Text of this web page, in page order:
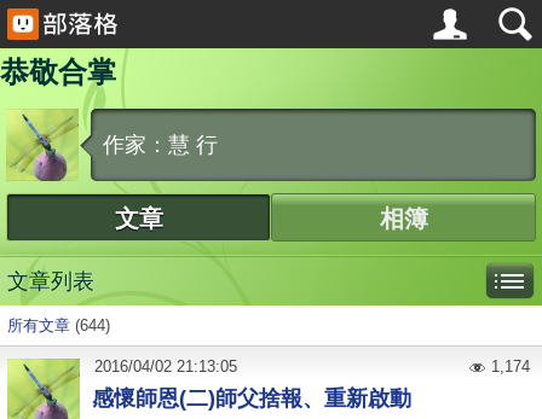
恭敬合掌
作家：慧 行
文章 相簿
文章列表
所有文章 (644)
感懷師恩(二)師父捨報、重新啟動
2016/04/02 21:13:05 1,174